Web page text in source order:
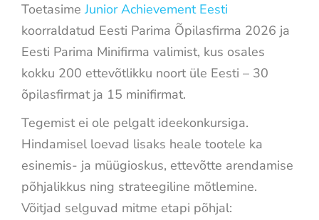
ToetasimeJunior Achievement Eesti
koorraldatud Eesti Parima Õpilasfirma 2026 ja
Eesti Parima Minifirma valimist, kus osales
kokku 200 ettevõtlikku noort üle Eesti – 30
õpilasfirmat ja 15 minifirmat.
Tegemist ei ole pelgalt ideekonkursiga.
Hindamisel loevad lisaks heale tootele ka
esinemis- ja müügioskus, ettevõtte arendamise
põhjalikkus ning strateegiline mõtlemine.
Võitjad selguvad mitme etapi põhjal: